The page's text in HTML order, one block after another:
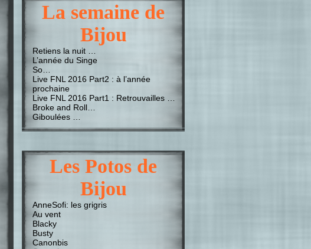
La semaine de
Bijou
Retiens la nuit …
L’année du Singe
So…
Live FNL 2016 Part2 : à l’année
prochaine
Live FNL 2016 Part1 : Retrouvailles …
Broke and Roll…
Giboulées …
Les Potos de
Bijou
AnneSofi: les grigris
Au vent
Blacky
Busty
Canonbis